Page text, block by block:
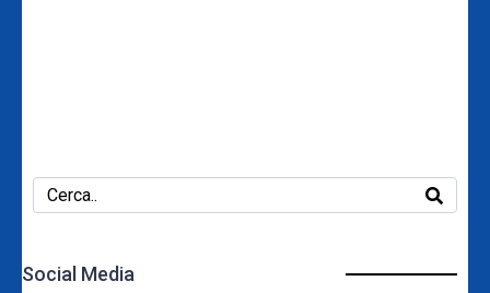
Social Media